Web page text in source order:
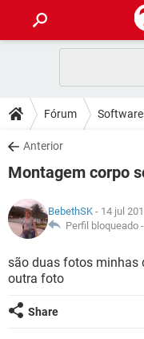
CELULAR
OUTLOOK
INSTAGRAM
GUIA DE COMPRAS
DICAS
JOGOS
INSTAGRAM
GUIA DE COMPRAS
DOWNLOADS
JOGOS
CELULAR
OUTLOOK
INSTAGRAM
GUIA DE COMPRAS
JOGOS
CELULAR
OUTLOOK
GLOSSÁRIO
JOGOS
CELULAR
OUTLOOK
Fórum
Anterior
Montagem corpo
BebethSK - 14 jul
Perfil bloqueado -
são duas fotos minhas
outra foto
Share